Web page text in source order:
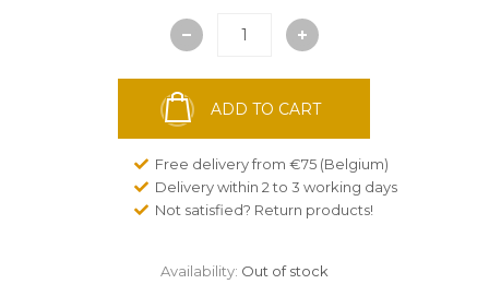
ADD TO CART
Free delivery from €75 (Belgium)
Delivery within 2 to 3 working days
Not satisfied? Return products!
Availability: Out of stock